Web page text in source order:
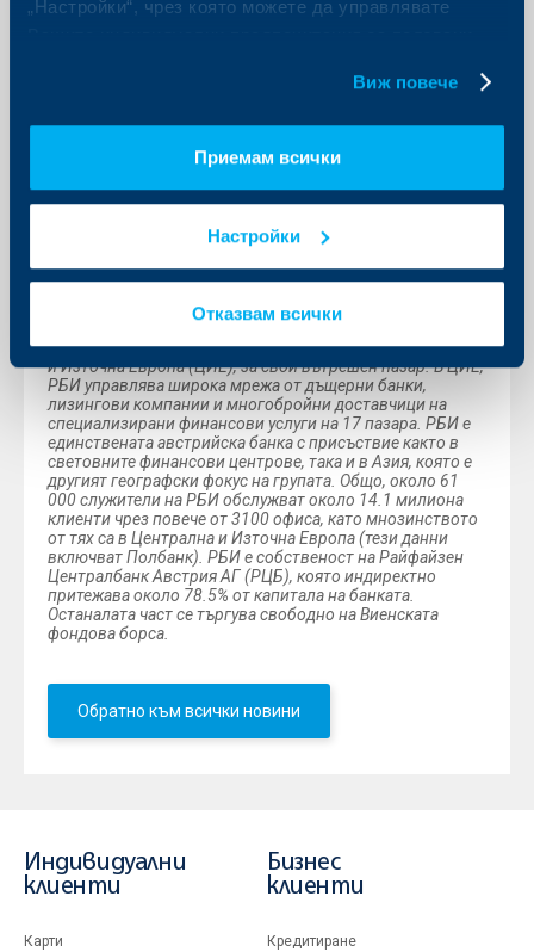
„Настройки“, чрез която можете да управлявате
Виж повече
Приемам всички
Настройки
Отказвам всички
Към третото тримесечие на 2012 г. Райфайзен Имоти
ниските продажни цени и свитите бюджети на
Райфайзен Имоти осъществява дейността си чрез
като освен посреднически услуги по сделки с
през 1994г. Банката е 100% собственост на Райфайзен
корпоративна и инвестиционна банка, така и Централна
и Източна Европа (ЦИЕ), за свой вътрешен пазар. В ЦИЕ,
РБИ управлява широка мрежа от дъщерни банки,
лизингови компании и многобройни доставчици на
специализирани финансови услуги на 17 пазара. РБИ е
единствената австрийска банка с присъствие както в
световните финансови центрове, така и в Азия, която е
другият географски фокус на групата. Общо, около 61
000 служители на РБИ обслужват около 14.1 милиона
клиенти чрез повече от 3100 офиса, като мнозинството
от тях са в Централна и Източна Европа (тези данни
включват Полбанк). РБИ е собственост на Райфайзен
Централбанк Австрия АГ (РЦБ), която индиректно
притежава около 78.5% от капитала на банката.
Останалата част се търгува свободно на Виенската
фондова борса.
Обратно към всички новини
Индивидуални
клиенти
Карти
Бизнес
клиенти
Кредитиране